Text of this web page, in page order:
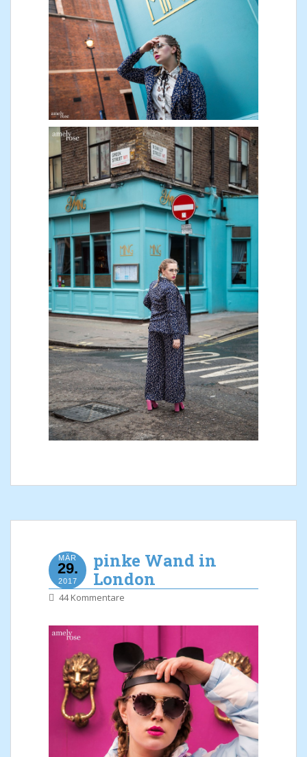
MÄR
29.
2017
pinke Wand in
London
44 Kommentare